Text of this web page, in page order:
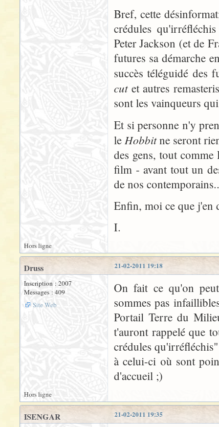
Bref, cette
crédules
Peter Jackson (et de
futures sa démarche
succès téléguidé des
cutet autres
sont les vainqueurs
Et si personne n'y
leHobbitne seront
des gens, tout
film - avant tout un
de nos
Enfin, moi ce que j'en
I.
Hors ligne
21-02-2011 19:18
Druss
Inscription : 2007
Messages : 409
Site Web
On fait ce qu'on
sommes pas
Portail Terre du
t'auront rappelé que
crédules
à celui-ci où sont
d'accueil ;)
Hors ligne
21-02-2011 19:35
ISENGAR